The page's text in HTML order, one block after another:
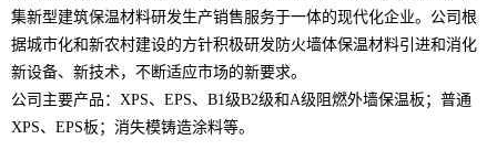
集新型建筑保温材料研发生产销售服务于一体的现代化企业。公司根
据城市化和新农村建设的方针积极研发防火墙体保温材料引进和消化
新设备、新技术，不断适应市场的新要求。
公司主要产品：XPS、EPS、B1级B2级和A级阻燃外墙保温板；普通
XPS、EPS板；消失模铸造涂料等。